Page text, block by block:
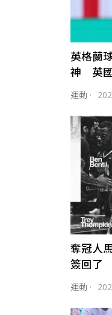
英格蘭
神 英國
運動 ·
奪冠人
簽回了
運動 ·